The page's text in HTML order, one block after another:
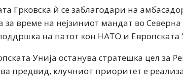
Грковска ѝ се заблагодари на
за време на нејзиниот мандат во Северна
на патот кон НАТО и Европската
Унија останува стратешка цел за
предвид, клучниот приоритет е